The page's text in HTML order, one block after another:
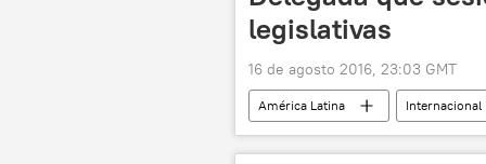
legislativas
16 de agosto 2016, 23:03 GMT
América Latina Internacional
Asamblea Nacional de Venezuela